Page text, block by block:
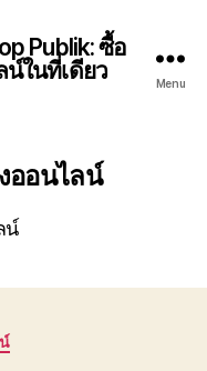
Publik: ซื้อ
ในที่เดียว
Menu
ออนไลน์
น์